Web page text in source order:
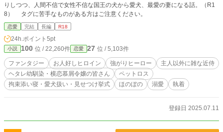
てくれた人達と幸せになります。 手放したことを後悔しても遅いから。
りしつつ、人間不信で女性不信な国王の犬から愛犬、最愛の妻になる話。（R1
8） タグに苦手なものがある方はご注意ください。
恋愛 完結 長編 R18
24h.ポイント 5pt
小説 100 位 / 22,260件 恋愛 27 位 / 5,103件
ファンタジー お人好しヒロイン 強がりヒーロー
主人以外に雑な近侍
ヘタレ幼馴染・横恋慕屑令嬢の皆さん
ペットロス
拘束添い寝・愛犬扱い・見せつけ挙式
ほのぼの 溺愛 執着
登録日 2025.07.11